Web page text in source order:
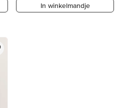
In winkelmandje